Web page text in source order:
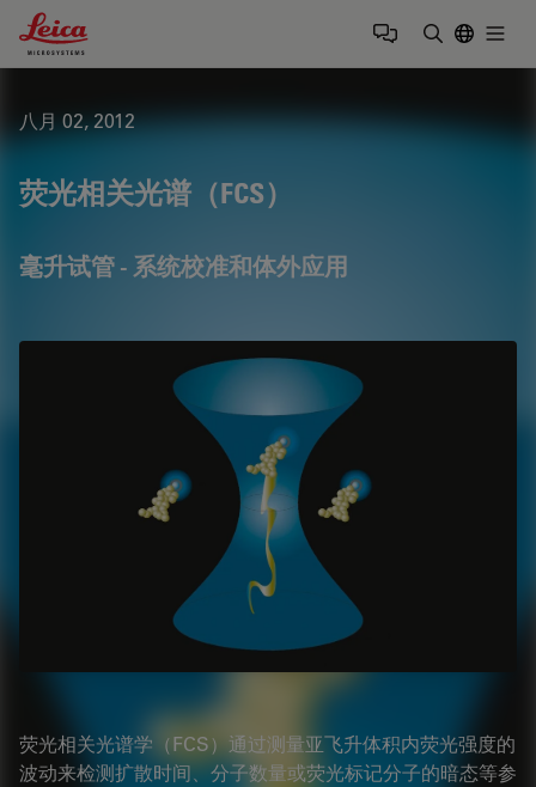
Leica Microsystems Logo
八月 02, 2012
荧光相关光谱（FCS）
毫升试管 - 系统校准和体外应用
荧光相关光谱学（FCS）通过测量亚飞升体积内荧光强度的
波动来检测扩散时间、分子数量或荧光标记分子的暗态等参